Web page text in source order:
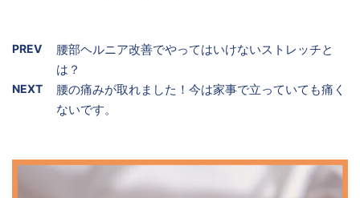
PREV
腰部ヘルニア改善でやってはいけないストレッチと
は？
NEXT
腰の痛みが取れました！今は家事で立っていても痛く
ないです。